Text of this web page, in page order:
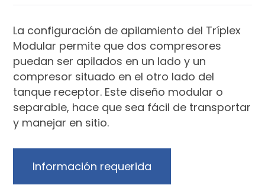
La configuración de apilamiento del Tríplex
Modular permite que dos compresores
puedan ser apilados en un lado y un
compresor situado en el otro lado del
tanque receptor. Este diseño modular o
separable, hace que sea fácil de transportar
y manejar en sitio.
Información requerida